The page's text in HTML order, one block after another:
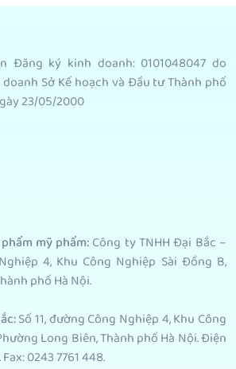
Đăng ký kinh doanh: 0101048047 do
Sở Kế hoạch và Đầu tư Thành phố
23/05/2000
mỹ phẩm: Công ty TNHH Đại Bắc –
4, Khu Công Nghiệp Sài Đồng B,
phố Hà Nội.
Số 11, đường Công Nghiệp 4, Khu Công
Long Biên, Thành phố Hà Nội. Điện
0243 7761 448.